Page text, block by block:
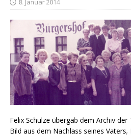
8. Januar 2014
Felix Schulze übergab dem Archiv
Bild aus dem Nachlass seines Vaters,